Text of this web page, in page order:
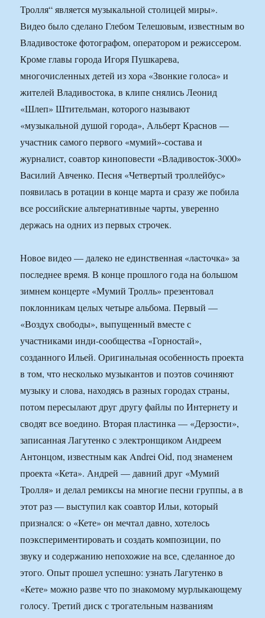
Тролля“ является музыкальной столицей миры».
Видео было сделано Глебом Телешовым, известным во
Владивостоке фотографом, оператором и режиссером.
Кроме главы города Игоря Пушкарева,
многочисленных детей из хора «Звонкие голоса» и
жителей Владивостока, в клипе снялись Леонид
«Шлеп» Штительман, которого называют
«музыкальной душой города», Альберт Краснов —
участник самого первого «мумий»-состава и
журналист, соавтор киноповести «Владивосток-3000»
Василий Авченко. Песня «Четвертый троллейбус»
появилась в ротации в конце марта и сразу же побила
все российские альтернативные чарты, уверенно
держась на одних из первых строчек.
Новое видео — далеко не единственная «ласточка» за
последнее время. В конце прошлого года на большом
зимнем концерте «Мумий Тролль» презентовал
поклонникам целых четыре альбома. Первый —
«Воздух свободы», выпущенный вместе с
участниками инди-сообщества «Горностай»,
созданного Ильей. Оригинальная особенность проекта
в том, что несколько музыкантов и поэтов сочиняют
музыку и слова, находясь в разных городах страны,
потом пересылают друг другу файлы по Интернету и
сводят все воедино. Вторая пластинка — «Дерзости»,
записанная Лагутенко с электронщиком Андреем
Антонцом, известным как Andrei Oid, под знаменем
проекта «Кета». Андрей — давний друг «Мумий
Тролля» и делал ремиксы на многие песни группы, а в
этот раз — выступил как соавтор Ильи, который
признался: о «Кете» он мечтал давно, хотелось
поэкспериментировать и создать композиции, по
звуку и содержанию непохожие на все, сделанное до
этого. Опыт прошел успешно: узнать Лагутенко в
«Кете» можно разве что по знакомому мурлыкающему
голосу. Третий диск с трогательным названиям